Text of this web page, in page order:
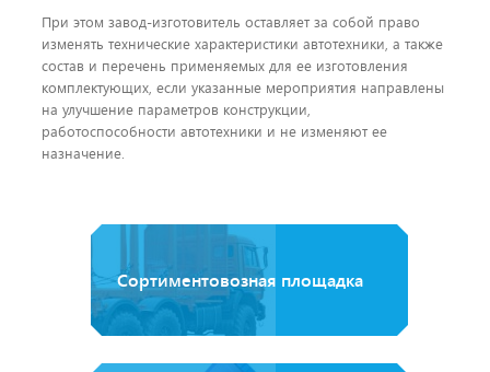
При этом завод-изготовитель оставляет за собой право
изменять технические характеристики автотехники, а также
состав и перечень применяемых для ее изготовления
комплектующих, если указанные мероприятия направлены
на улучшение параметров конструкции,
работоспособности автотехники и не изменяют ее
назначение.
Сортиментовозная площадка